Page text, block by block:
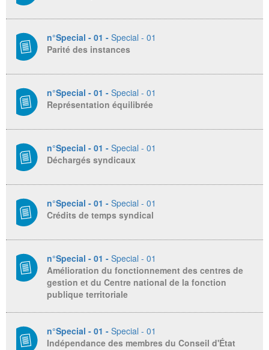
n°Special - 01 - Special - 01
Parité des instances
n°Special - 01 - Special - 01
Représentation équilibrée
n°Special - 01 - Special - 01
Déchargés syndicaux
n°Special - 01 - Special - 01
Crédits de temps syndical
n°Special - 01 - Special - 01
Amélioration du fonctionnement des centres de
gestion et du Centre national de la fonction
publique territoriale
n°Special - 01 - Special - 01
Indépendance des membres du Conseil d'État